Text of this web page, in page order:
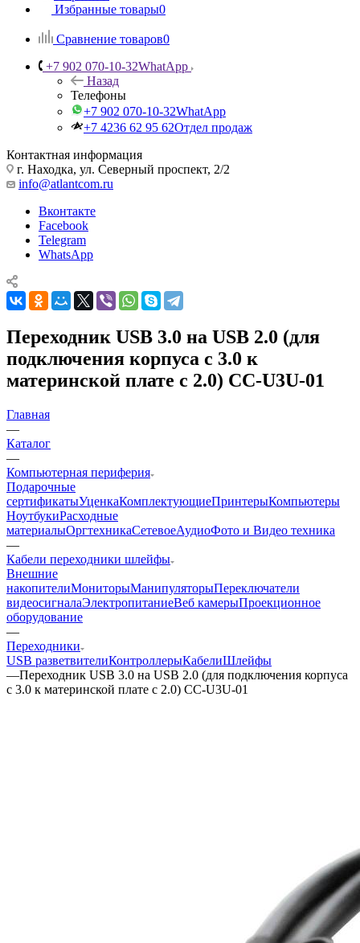
Избранные товары0
Сравнение товаров0
+7 902 070-10-32WhatApp
Назад
Телефоны
+7 902 070-10-32WhatApp
+7 4236 62 95 62Отдел продаж
Контактная информация
г. Находка, ул. Северный проспект, 2/2
info@atlantcom.ru
Вконтакте
Facebook
Telegram
WhatsApp
Переходник USB 3.0 на USB 2.0 (для
подключения корпуса с 3.0 к
материнской плате с 2.0) CC-U3U-01
Главная
—
Каталог
—
Компьютерная периферия
Подарочные
сертификатыУценкаКомплектующиеПринтерыКомпьютеры
НоутбукиРасходные
материалыОргтехникаСетевоеАудиоФото и Видео техника
—
Кабели переходники шлейфы
Внешние
накопителиМониторыМанипуляторыПереключатели
видеосигналаЭлектропитаниеВеб камерыПроекционное
оборудование
—
Переходники
USB разветвителиКонтроллерыКабелиШлейфы
—Переходник USB 3.0 на USB 2.0 (для подключения корпуса
с 3.0 к материнской плате с 2.0) CC-U3U-01